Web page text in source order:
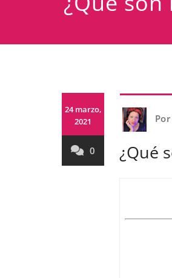
24 marzo,
2021
0
Por
¿Qué